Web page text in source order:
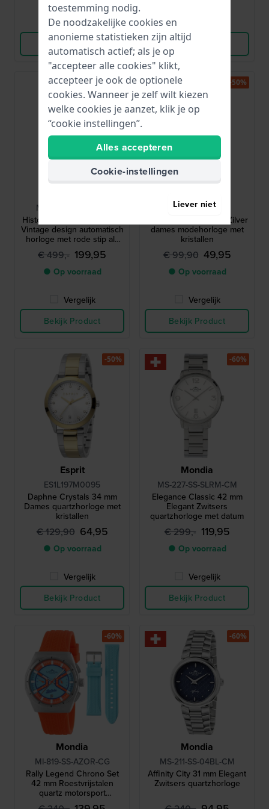
Vergelijk
Bekijk Product
Bekijk Product
MH-004-SS-RD-CM
History Top Second 38 mm
Vintage design automatisch
horloge met rode stip als
secondewijzer
€ 499,- 199,95
● Op voorraad
Vergelijk
Bekijk Product
-60%
OL26DSS095
OL26DSS095 28 mm Zilver
dames modehorloge met
kristallen
€ 99,90 49,95
● Op voorraad
Vergelijk
Bekijk Product
-50%
Esprit
ES1L197M0095
Daphne Crystals 34 mm
Dames quartzhorloge met
kristallen
€ 129,90 64,95
● Op voorraad
Vergelijk
Bekijk Product
-50%
Mondia
MS-227-SS-SLRM-CM
Elegance Classic 42 mm
Elegant Zwitsers
quartzhorloge met datum
€ 299,- 119,95
● Op voorraad
Vergelijk
Bekijk Product
-60%
Mondia
MI-819-SS-AZOR-CG
Rally Legend Chrono Set
42 mm Roestvrijstalen
quartz motorsport
chronograaf met extra band
-60%
Mondia
MS-211-SS-04BL-CM
Affinity City 31 mm Elegant
Zwitsers quartzhorloge
-60%
toestemming nodig.
De noodzakelijke cookies en
anonieme statistieken zijn altijd
automatisch actief; als je op
"accepteer alle cookies" klikt,
accepteer je ook de optionele
cookies. Wanneer je zelf wilt kiezen
welke cookies je aanzet, klik je op
“cookie instellingen”.
Alles accepteren
Cookie-instellingen
Liever niet